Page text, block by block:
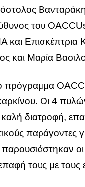
του
Επισκέπτρια
και Μαρία
πρόγραμμα
Οι 4
διατροφή,
παράγοντες
οι
τους με